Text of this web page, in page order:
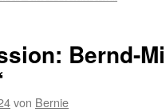
Bernd-
von Bernie